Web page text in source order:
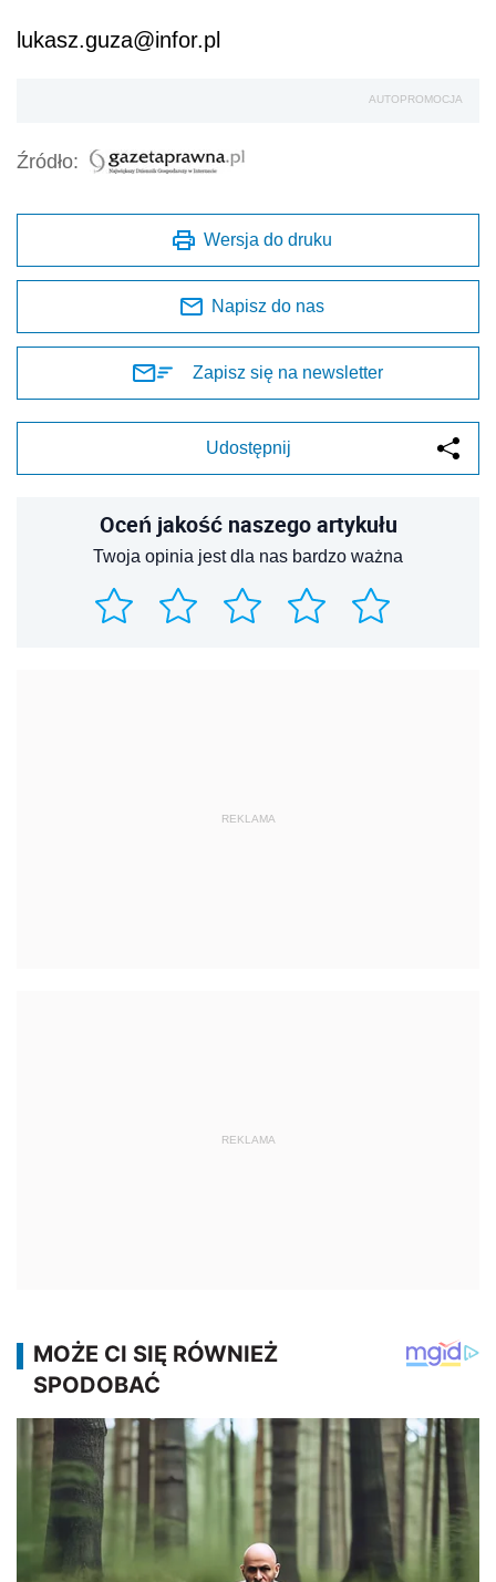
lukasz.guza@infor.pl
AUTOPROMOCJA
Źródło:
Wersja do druku
Napisz do nas
Zapisz się na newsletter
Udostępnij
Oceń jakość naszego artykułu
Twoja opinia jest dla nas bardzo ważna
REKLAMA
REKLAMA